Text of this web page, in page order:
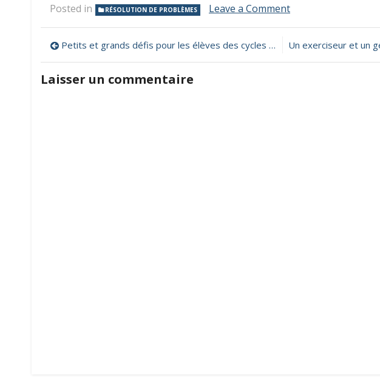
Posted in RÉSOLUTION DE PROBLÈMES Leave a Commenton
carte
mentale
Navigation
de
l’article
Petits et grands défis pour les élèves des cycles II et III
Laisser un commentaire